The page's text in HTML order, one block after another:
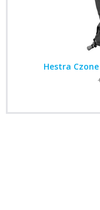
Hestra